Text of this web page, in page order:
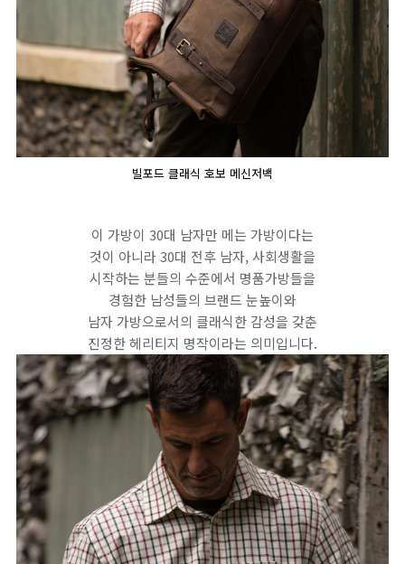
빌포드 클래식 호보 메신저백
이 가방이 30대 남자만 메는 가방이다는
것이 아니라 30대 전후 남자, 사회생활을
시작하는 분들의 수준에서 명품가방들을
경험한 남성들의 브랜드 눈높이와
남자 가방으로서의 클래식한 감성을 갖춘
진정한 헤리티지 명작이라는 의미입니다.